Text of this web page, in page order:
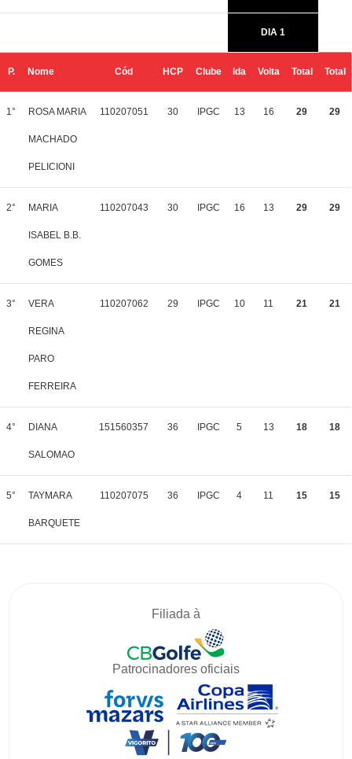
DIA 1
P. Nome Cód HCP Clube Ida Volta Total Total
1° ROSA MARIA
MACHADO
PELICIONI
110207051 30 IPGC 13 16 29 29
2° MARIA
ISABEL B.B.
GOMES
110207043 30 IPGC 16 13 29 29
3° VERA
REGINA
PARO
FERREIRA
110207062 29 IPGC 10 11 21 21
4° DIANA
SALOMAO
151560357 36 IPGC 5 13 18 18
5° TAYMARA
BARQUETE
110207075 36 IPGC 4 11 15 15
Filiada à
Patrocinadores oficiais